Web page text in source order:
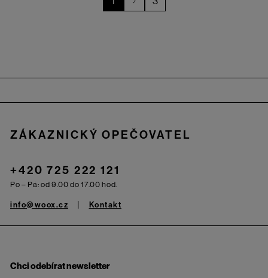
ZÁKAZNICKÝ OPEČOVATEL
+420 725 222 121
Po – Pá: od 9.00 do 17.00 hod.
info@woox.cz Kontakt
Chci odebírat newsletter